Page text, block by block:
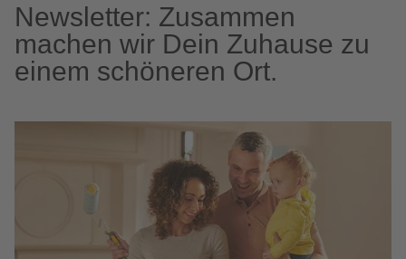
Newsletter: Zusammen
machen wir Dein Zuhause zu
einem schöneren Ort.